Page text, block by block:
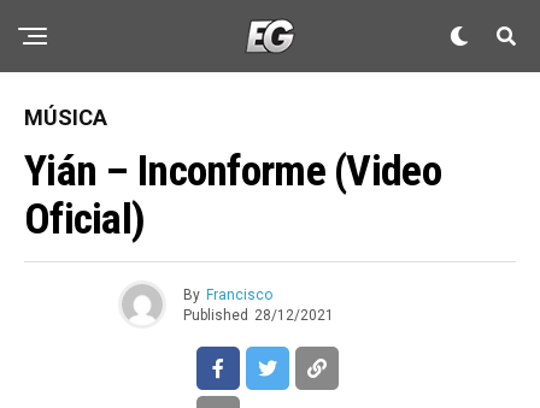
MÚSICA
Yián – Inconforme (Video
Oficial)
By Francisco
Published 28/12/2021